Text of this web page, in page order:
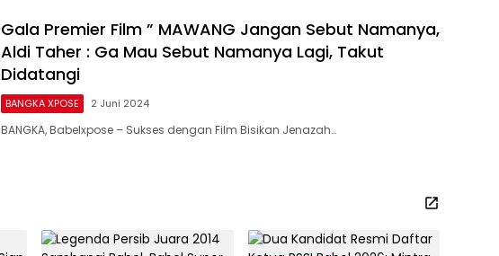
Gala Premier Film ” MAWANG Jangan Sebut Namanya,
Aldi Taher : Ga Mau Sebut Namanya Lagi, Takut
Didatangi
BANGKA XPOSE 2 Juni 2024
BANGKA, Babelxpose – Sukses dengan Film Bisikan Jenazah…